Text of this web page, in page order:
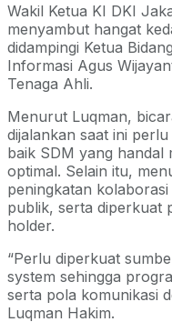
Wakil Ketua KI DKI
menyambut hangat
didampingi Ketua
Informasi Agus
Tenaga Ahli.
Menurut Luqman,
dijalankan saat ini
baik SDM yang
optimal. Selain itu,
peningkatan
publik, serta diperkuat
holder.
“Perlu diperkuat
system sehingga
serta pola komunikasi
Luqman Hakim.